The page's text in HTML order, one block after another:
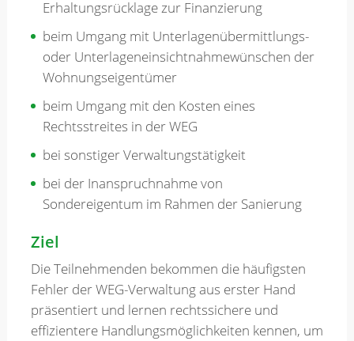
Erhaltungsrücklage zur Finanzierung
beim Umgang mit Unterlagenübermittlungs-
oder Unterlageneinsichtnahmewünschen der
Wohnungseigentümer
beim Umgang mit den Kosten eines
Rechtsstreites in der WEG
bei sonstiger Verwaltungstätigkeit
bei der Inanspruchnahme von
Sondereigentum im Rahmen der Sanierung
Ziel
Die Teilnehmenden bekommen die häufigsten
Fehler der WEG-Verwaltung aus erster Hand
präsentiert und lernen rechtssichere und
effizientere Handlungsmöglichkeiten kennen, um